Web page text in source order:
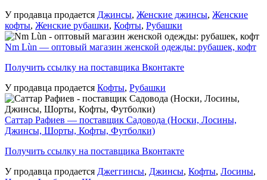
У продавца продается Джинсы, Женские джинсы, Женские
кофты, Женские рубашки, Кофты, Рубашки
Nm Lùn — оптовый магазин женской одежды: рубашек, кофт
Получить ссылку на поставщика Вконтакте
У продавца продается Кофты, Рубашки
Саттар Рафиев — поставщик Садовода (Носки, Лосины,
Джинсы, Шорты, Кофты, Футболки)
Получить ссылку на поставщика Вконтакте
У продавца продается Джеггинсы, Джинсы, Кофты, Лосины,